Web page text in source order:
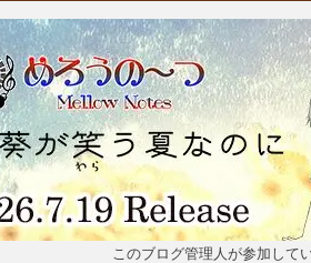
このブログ管理人が参加して